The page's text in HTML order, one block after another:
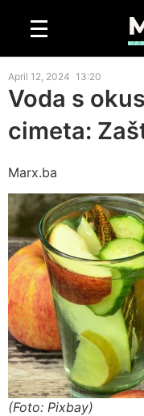
April 12, 2024 13:20
Voda s
cimeta:
Marx.ba
(Foto: Pixbay)